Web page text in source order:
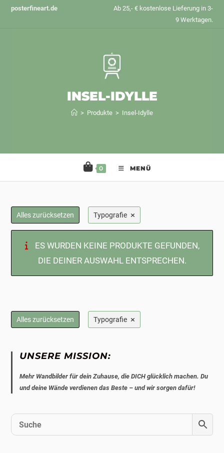
Zumposterfineart.de
Ab 25,- € kostenlose Lieferung in 3-
9 Werktagen.
INSEL-IDYLLE
> Produkte > Insel-Idylle
0 MENÜ
Alles zurücksetzen Typografie ×
ES WURDEN KEINE PRODUKTE GEFUNDEN,
DIE DEINER AUSWAHL ENTSPRECHEN.
Alles zurücksetzen Typografie ×
UNSERE MISSION:
Mehr Wandbilder für dein Zuhause, die DICH glücklich machen. Du
und deine Wände verdienen das Beste – und wir sorgen dafür!